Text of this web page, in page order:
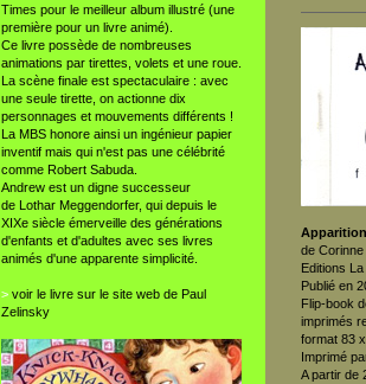
Times pour le meilleur album illustré (une
première pour un livre animé).
Ce livre possède de nombreuses
animations par tirettes, volets et une roue.
La scène finale est spectaculaire : avec
une seule tirette, on actionne dix
personnages et mouvements différents !
La MBS honore ainsi un ingénieur papier
inventif mais qui n'est pas une célébrité
comme Robert Sabuda.
Andrew est un digne successeur
de Lothar Meggendorfer, qui depuis le
XIXe siècle émerveille des générations
d'enfants et d'adultes avec ses livres
animés d'une apparente simplicité.
> voir le livre sur le site web de Paul
Zelinsky
Apparition
de
Editions
Publié en
Flip-book
imprimés
format 83
Imprimé
A partir de